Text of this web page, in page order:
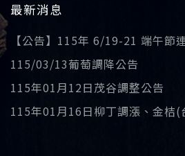
最新消息
【公告】115年 6/19-21 端午節
115/03/13葡萄調降公告
115年01月12日茂谷調整公告
115年01月16日柳丁調漲、金桔(